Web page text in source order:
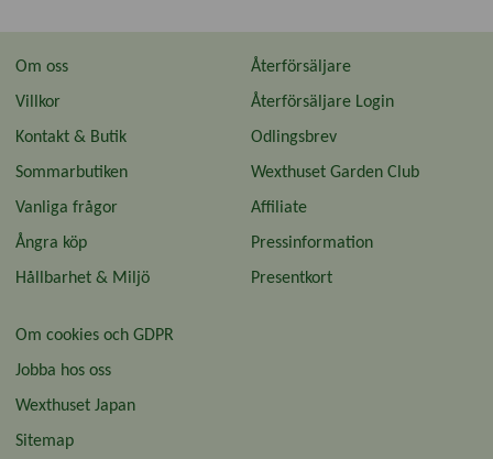
Om oss
Villkor
Kontakt & Butik
Sommarbutiken
Vanliga frågor
Ångra köp
Hållbarhet & Miljö
Återförsäljare
Återförsäljare Login
Odlingsbrev
Wexthuset Garden Club
Affiliate
Pressinformation
Presentkort
Om cookies och GDPR
Jobba hos oss
Wexthuset Japan
Sitemap